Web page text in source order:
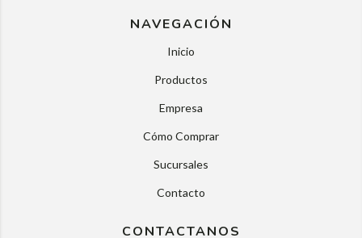
NAVEGACIÓN
Inicio
Productos
Empresa
Cómo Comprar
Sucursales
Contacto
CONTACTANOS